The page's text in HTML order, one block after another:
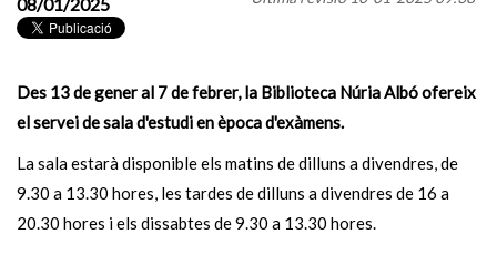
Des 13 de gener al 7 de febrer, la Biblioteca Núria Albó ofereix
el servei de sala d'estudi en època d'exàmens.
La sala estarà disponible els matins de dilluns a divendres, de
9.30 a 13.30 hores, les tardes de dilluns a divendres de 16 a
20.30 hores i els dissabtes de 9.30 a 13.30 hores.